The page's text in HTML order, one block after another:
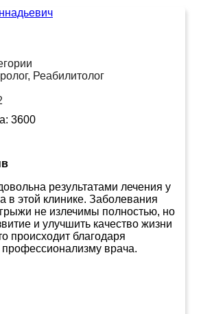
Реабилитолог
3600
результатами лечения у
в этой клинике. Заболевания
не излечимы полностью, но
и улучшить качество жизни
происходит благодаря
профессионализму врача.